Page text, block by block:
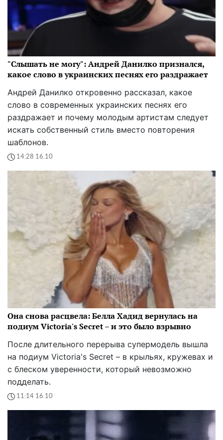
"Слышать не могу": Андрей Данилко признался,
какое слово в украинских песнях его раздражает
Андрей Данилко откровенно рассказал, какое
слово в современных украинских песнях его
раздражает и почему молодым артистам следует
искать собственный стиль вместо повторения
шаблонов.
14:28 16.10
Она снова расцвела: Белла Хадид вернулась на
подиум Victoria's Secret – и это было взрывно
После длительного перерыва супермодель вышла
на подиум Victoria's Secret – в крыльях, кружевах и
с блеском уверенности, который невозможно
подделать.
11:14 16.10